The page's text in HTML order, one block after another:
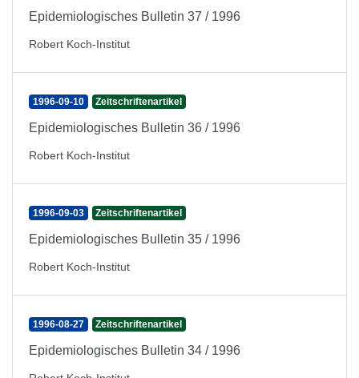
Epidemiologisches Bulletin 37 / 1996
Robert Koch-Institut
1996-09-10 Zeitschriftenartikel
Epidemiologisches Bulletin 36 / 1996
Robert Koch-Institut
1996-09-03 Zeitschriftenartikel
Epidemiologisches Bulletin 35 / 1996
Robert Koch-Institut
1996-08-27 Zeitschriftenartikel
Epidemiologisches Bulletin 34 / 1996